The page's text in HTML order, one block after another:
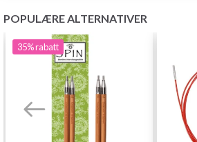
POPULÆRE ALTERNATIVER
35%rabatt